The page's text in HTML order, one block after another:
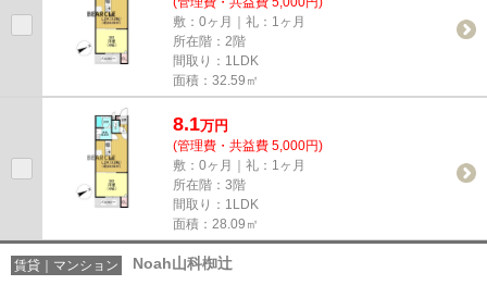
敷：0ヶ月｜礼：1ヶ月
所在階：2階
間取り：1LDK
面積：32.59㎡
8.1万円
(管理費・共益費 5,000円)
敷：0ヶ月｜礼：1ヶ月
所在階：3階
間取り：1LDK
面積：28.09㎡
賃貸｜マンション Noah山科椥辻